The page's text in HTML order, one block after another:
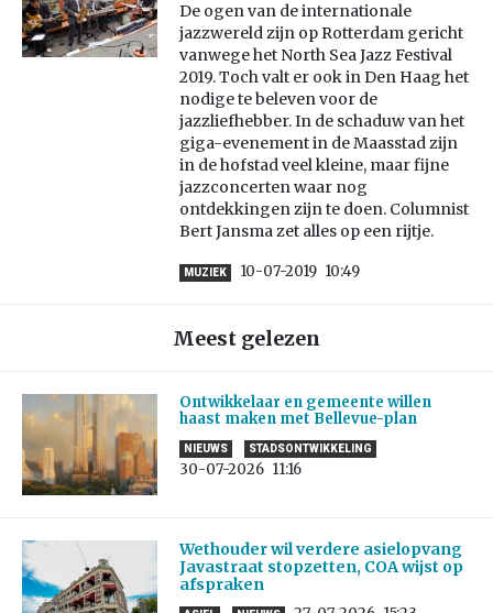
De ogen van de internationale
jazzwereld zijn op Rotterdam gericht
vanwege het North Sea Jazz Festival
2019. Toch valt er ook in Den Haag het
nodige te beleven voor de
jazzliefhebber. In de schaduw van het
giga-evenement in de Maasstad zijn
in de hofstad veel kleine, maar fijne
jazzconcerten waar nog
ontdekkingen zijn te doen. Columnist
Bert Jansma zet alles op een rijtje.
MUZIEK 10-07-2019 10:49
Meest gelezen
Ontwikkelaar en gemeente willen
haast maken met Bellevue-plan
NIEUWS STADSONTWIKKELING
30-07-2026 11:16
Wethouder wil verdere asielopvang
Javastraat stopzetten, COA wijst op
afspraken